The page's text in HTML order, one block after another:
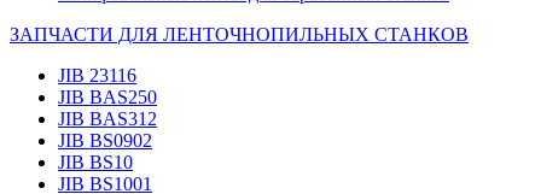
ЗАПЧАСТИ ДЛЯ ЛЕНТОЧНОПИЛЬНЫХ СТАНКОВ
JIB 23116
JIB BAS250
JIB BAS312
JIB BS0902
JIB BS10
JIB BS1001